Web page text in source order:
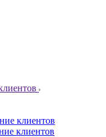
клиентов
клиентов